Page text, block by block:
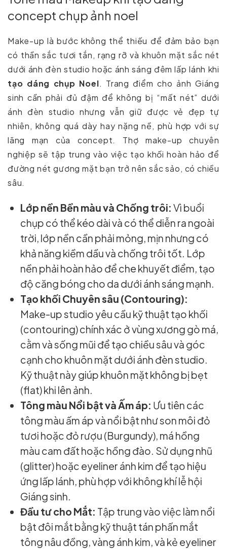
concept chụp ảnh noel
Make-up là bước không thể thiếu để đảm bảo bạn
có thần sắc tươi tắn, rạng rỡ và khuôn mặt sắc nét
dưới ánh đèn studio hoặc ánh sáng đêm lấp lánh khi
tạo dáng chụp Noel. Trang điểm cho ảnh Giáng
sinh cần phải đủ đậm để không bị “mất nét” dưới
ánh đèn studio nhưng vẫn giữ được vẻ đẹp tự
nhiên, không quá dày hay nặng nề, phù hợp với sự
lãng mạn của concept. Thợ make-up chuyên
nghiệp sẽ tập trung vào việc tạo khối hoàn hảo để
đường nét gương mặt bạn trở nên sắc sảo, có chiều
sâu.
Lớp nền Bền màu và Chống trôi: Vì buổi
chụp có thể kéo dài và có thể diễn ra ngoài
trời, lớp nền cần phải mỏng, mịn nhưng có
khả năng kiềm dầu và chống trôi tốt. Lớp
nền phải hoàn hảo để che khuyết điểm, tạo
độ căng bóng cho da dưới ánh sáng mạnh.
Tạo khối Chuyên sâu (Contouring):
Make-up studio yêu cầu kỹ thuật tạo khối
(contouring) chính xác ở vùng xương gò má,
cằm và sống mũi để tạo chiều sâu và góc
cạnh cho khuôn mặt dưới ánh đèn studio.
Kỹ thuật này giúp khuôn mặt không bị bẹt
(flat) khi lên ảnh.
Tông màu Nổi bật và Ấm áp: Ưu tiên các
tông màu ấm áp và nổi bật như son môi đỏ
tươi hoặc đỏ rượu (Burgundy), má hồng
màu cam đất hoặc hồng đào. Sử dụng nhũ
(glitter) hoặc eyeliner ánh kim để tạo hiệu
ứng lấp lánh, phù hợp với không khí lễ hội
Giáng sinh.
Đầu tư cho Mắt: Tập trung vào việc làm nổi
bật đôi mắt bằng kỹ thuật tán phấn mắt
tông nâu đồng, vàng ánh kim, và kẻ eyeliner